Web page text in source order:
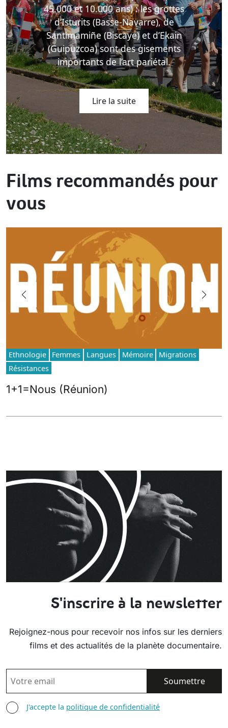
45.000 et 10.000 ans) : les grottes
d’Isturits (Basse-Navarre), de
Santimamiñe (Biscaye) et d’Ekain
(Guipuzcoa) sont des gisements
importants de l’art pariétal.
Lire la suite
Films recommandés pour
vous
Ethnologie Femmes Langues Mémoire
Migrations
Résistances
1+1=Nous (Réunion)
S'inscrire à la newsletter
Rejoignez-nous pour recevoir nos infos sur les derniers
films et des actualités de la planète documentaire.
EMAIL
AGREE TERMS
J'accepte la politique de confidentialité